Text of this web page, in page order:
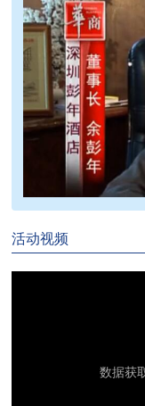
活动视频